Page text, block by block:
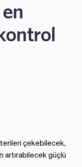
çekebilecek,
artırabilecek güçlü